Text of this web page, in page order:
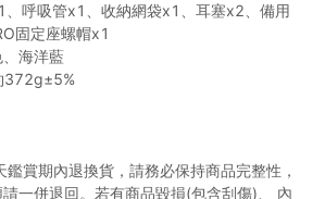
、呼吸管x1、收納網袋x1、耳塞x2、備用
固定座螺帽x1
海洋藍
372g±5%
賞期內退換貨，請務必保持商品完整性，
一併退回。若有商品毀損(包含刮傷)、 內